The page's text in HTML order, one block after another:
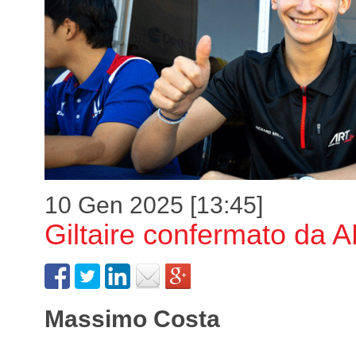
10 Gen 2025 [13:45]
Giltaire confermato da
Massimo Costa